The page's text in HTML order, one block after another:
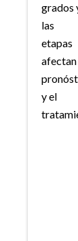
grados
las
etapas
afectan
y el